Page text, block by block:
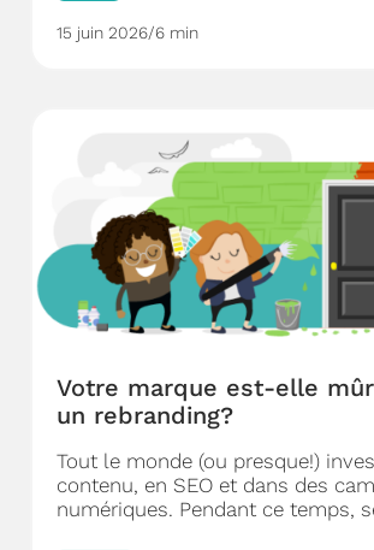
15 juin 2026/6 min
Votre marque est-elle
un rebranding?
Tout le monde (ou presque!)
contenu, en SEO et dans des
numériques. Pendant ce temps,